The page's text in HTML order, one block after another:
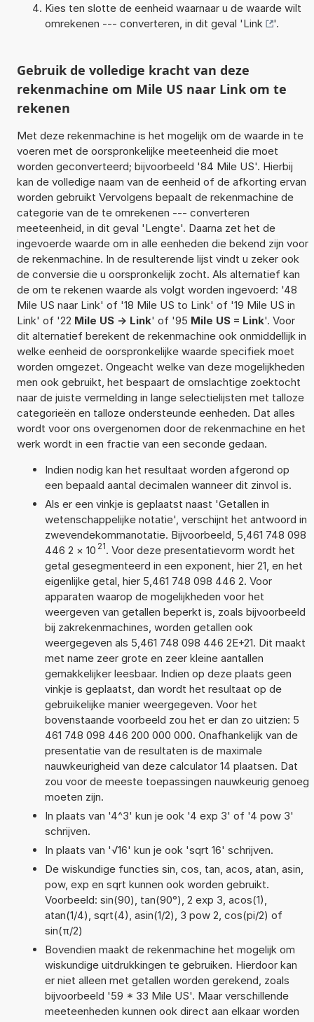
Kies ten slotte de eenheid waarnaar u de waarde wilt
omrekenen --- converteren, in dit geval 'Link '.
Gebruik de volledige kracht van deze
rekenmachine om Mile US naar Link om te
rekenen
Met deze rekenmachine is het mogelijk om de waarde in te
voeren met de oorspronkelijke meeteenheid die moet
worden geconverteerd; bijvoorbeeld '84 Mile US'. Hierbij
kan de volledige naam van de eenheid of de afkorting ervan
worden gebruikt Vervolgens bepaalt de rekenmachine de
categorie van de te omrekenen --- converteren
meeteenheid, in dit geval 'Lengte'. Daarna zet het de
ingevoerde waarde om in alle eenheden die bekend zijn voor
de rekenmachine. In de resulterende lijst vindt u zeker ook
de conversie die u oorspronkelijk zocht. Als alternatief kan
de om te rekenen waarde als volgt worden ingevoerd: '48
Mile US naar Link' of '18 Mile US to Link' of '19 Mile US in
Link' of '22 Mile US -> Link' of '95 Mile US = Link'. Voor
dit alternatief berekent de rekenmachine ook onmiddellijk in
welke eenheid de oorspronkelijke waarde specifiek moet
worden omgezet. Ongeacht welke van deze mogelijkheden
men ook gebruikt, het bespaart de omslachtige zoektocht
naar de juiste vermelding in lange selectielijsten met talloze
categorieën en talloze ondersteunde eenheden. Dat alles
wordt voor ons overgenomen door de rekenmachine en het
werk wordt in een fractie van een seconde gedaan.
Indien nodig kan het resultaat worden afgerond op
een bepaald aantal decimalen wanneer dit zinvol is.
Als er een vinkje is geplaatst naast 'Getallen in
wetenschappelijke notatie', verschijnt het antwoord in
zwevendekommanotatie. Bijvoorbeeld, 5,461 748 098
446 2 × 10 21. Voor deze presentatievorm wordt het
getal gesegmenteerd in een exponent, hier 21, en het
eigenlijke getal, hier 5,461 748 098 446 2. Voor
apparaten waarop de mogelijkheden voor het
weergeven van getallen beperkt is, zoals bijvoorbeeld
bij zakrekenmachines, worden getallen ook
weergegeven als 5,461 748 098 446 2E+21. Dit maakt
met name zeer grote en zeer kleine aantallen
gemakkelijker leesbaar. Indien op deze plaats geen
vinkje is geplaatst, dan wordt het resultaat op de
gebruikelijke manier weergegeven. Voor het
bovenstaande voorbeeld zou het er dan zo uitzien: 5
461 748 098 446 200 000 000. Onafhankelijk van de
presentatie van de resultaten is de maximale
nauwkeurigheid van deze calculator 14 plaatsen. Dat
zou voor de meeste toepassingen nauwkeurig genoeg
moeten zijn.
In plaats van '4^3' kun je ook '4 exp 3' of '4 pow 3'
schrijven.
In plaats van '√16' kun je ook 'sqrt 16' schrijven.
De wiskundige functies sin, cos, tan, acos, atan, asin,
pow, exp en sqrt kunnen ook worden gebruikt.
Voorbeeld: sin(90), tan(90°), 2 exp 3, acos(1),
atan(1/4), sqrt(4), asin(1/2), 3 pow 2, cos(pi/2) of
sin(π/2)
Bovendien maakt de rekenmachine het mogelijk om
wiskundige uitdrukkingen te gebruiken. Hierdoor kan
er niet alleen met getallen worden gerekend, zoals
bijvoorbeeld '59 * 33 Mile US'. Maar verschillende
meeteenheden kunnen ook direct aan elkaar worden